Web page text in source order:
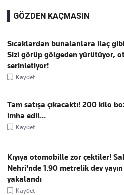
GÖZDEN KAÇMASIN
Sıcaklardan bunalanlara ilaç
Sizi görüp gölgeden yürütüyor,
serinletiyor!
Kaydet
Tam satışa çıkacaktı! 200 kilo
imha edil...
Kaydet
Kıyıya otomobille zor çektiler!
Nehri'nde 1.90 metrelik dev yayın
yakalandı
Kaydet